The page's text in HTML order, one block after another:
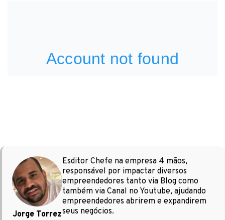
Jorge Torrez
Esditor Chefe na empresa 4 mãos,
responsável por impactar diversos
empreendedores tanto via Blog como
também via Canal no Youtube, ajudando
empreendedores abrirem e expandirem
seus negócios.